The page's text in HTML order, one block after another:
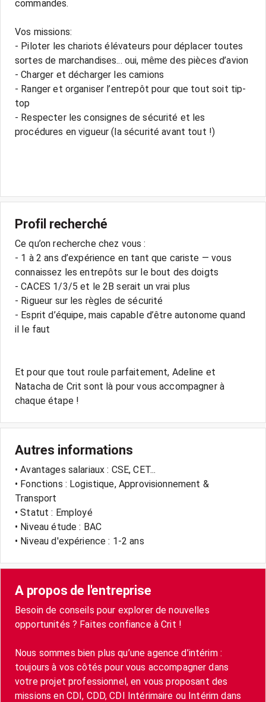
commandes.
Vos missions:
- Piloter les chariots élévateurs pour déplacer toutes
sortes de marchandises... oui, même des pièces d’avion
- Charger et décharger les camions
- Ranger et organiser l’entrepôt pour que tout soit tip-
top
- Respecter les consignes de sécurité et les
procédures en vigueur (la sécurité avant tout !)
Profil recherché
Ce qu’on recherche chez vous :
- 1 à 2 ans d’expérience en tant que cariste — vous
connaissez les entrepôts sur le bout des doigts
- CACES 1/3/5 et le 2B serait un vrai plus
- Rigueur sur les règles de sécurité
- Esprit d’équipe, mais capable d’être autonome quand
il le faut
Et pour que tout roule parfaitement, Adeline et
Natacha de Crit sont là pour vous accompagner à
Autres informations
• Avantages salariaux : CSE, CET...
• Fonctions : Logistique, Approvisionnement &
Transport
• Statut : Employé
• Niveau étude : BAC
• Niveau d'expérience : 1-2 ans
A propos de l'entreprise
Besoin de conseils pour explorer de nouvelles
opportunités ? Faites confiance à Crit !
Nous sommes bien plus qu’une agence d’intérim :
toujours à vos côtés pour vous accompagner dans
votre projet professionnel, en vous proposant des
missions en CDI, CDD, CDI Intérimaire ou Intérim dans